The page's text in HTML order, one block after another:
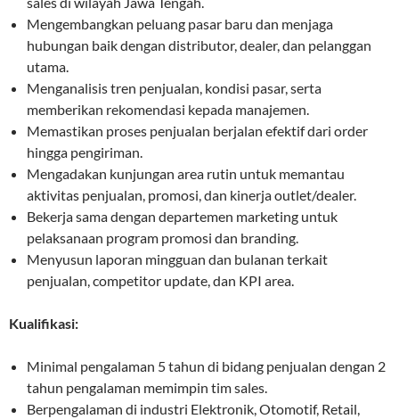
Mengembangkan peluang pasar baru dan menjaga
hubungan baik dengan distributor, dealer, dan pelanggan
utama.
Menganalisis tren penjualan, kondisi pasar, serta
memberikan rekomendasi kepada manajemen.
Memastikan proses penjualan berjalan efektif dari order
hingga pengiriman.
Mengadakan kunjungan area rutin untuk memantau
aktivitas penjualan, promosi, dan kinerja outlet/dealer.
Bekerja sama dengan departemen marketing untuk
pelaksanaan program promosi dan branding.
Menyusun laporan mingguan dan bulanan terkait
penjualan, competitor update, dan KPI area.
Kualifikasi:
Minimal pengalaman 5 tahun di bidang penjualan dengan 2
tahun pengalaman memimpin tim sales.
Berpengalaman di industri Elektronik, Otomotif, Retail,